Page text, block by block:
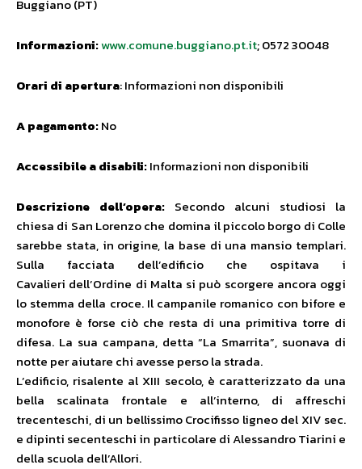
Buggiano (PT)
Informazioni:www.comune.buggiano.pt.it; 0572 30048
Orari di apertura: Informazioni non disponibili
A pagamento:No
Accessibile a disabili:Informazioni non disponibili
Descrizione dell’opera: Secondo alcuni studiosi la
chiesa di San Lorenzo che domina il piccolo borgo di Colle
sarebbe stata, in origine, la base di una mansio templari.
Sulla facciata dell’edificio che ospitava i
Cavalieri dell’Ordine di Malta si può scorgere ancora oggi
lo stemma della croce. Il campanile romanico con bifore e
monofore è forse ciò che resta di una primitiva torre di
difesa. La sua campana, detta “La Smarrita”, suonava di
notte per aiutare chi avesse perso la strada.
L’edificio, risalente al XIII secolo, è caratterizzato da una
bella scalinata frontale e all’interno, di affreschi
trecenteschi, di un bellissimo Crocifisso ligneo del XIV sec.
e dipinti secenteschi in particolare di Alessandro Tiarini e
della scuola dell’Allori.